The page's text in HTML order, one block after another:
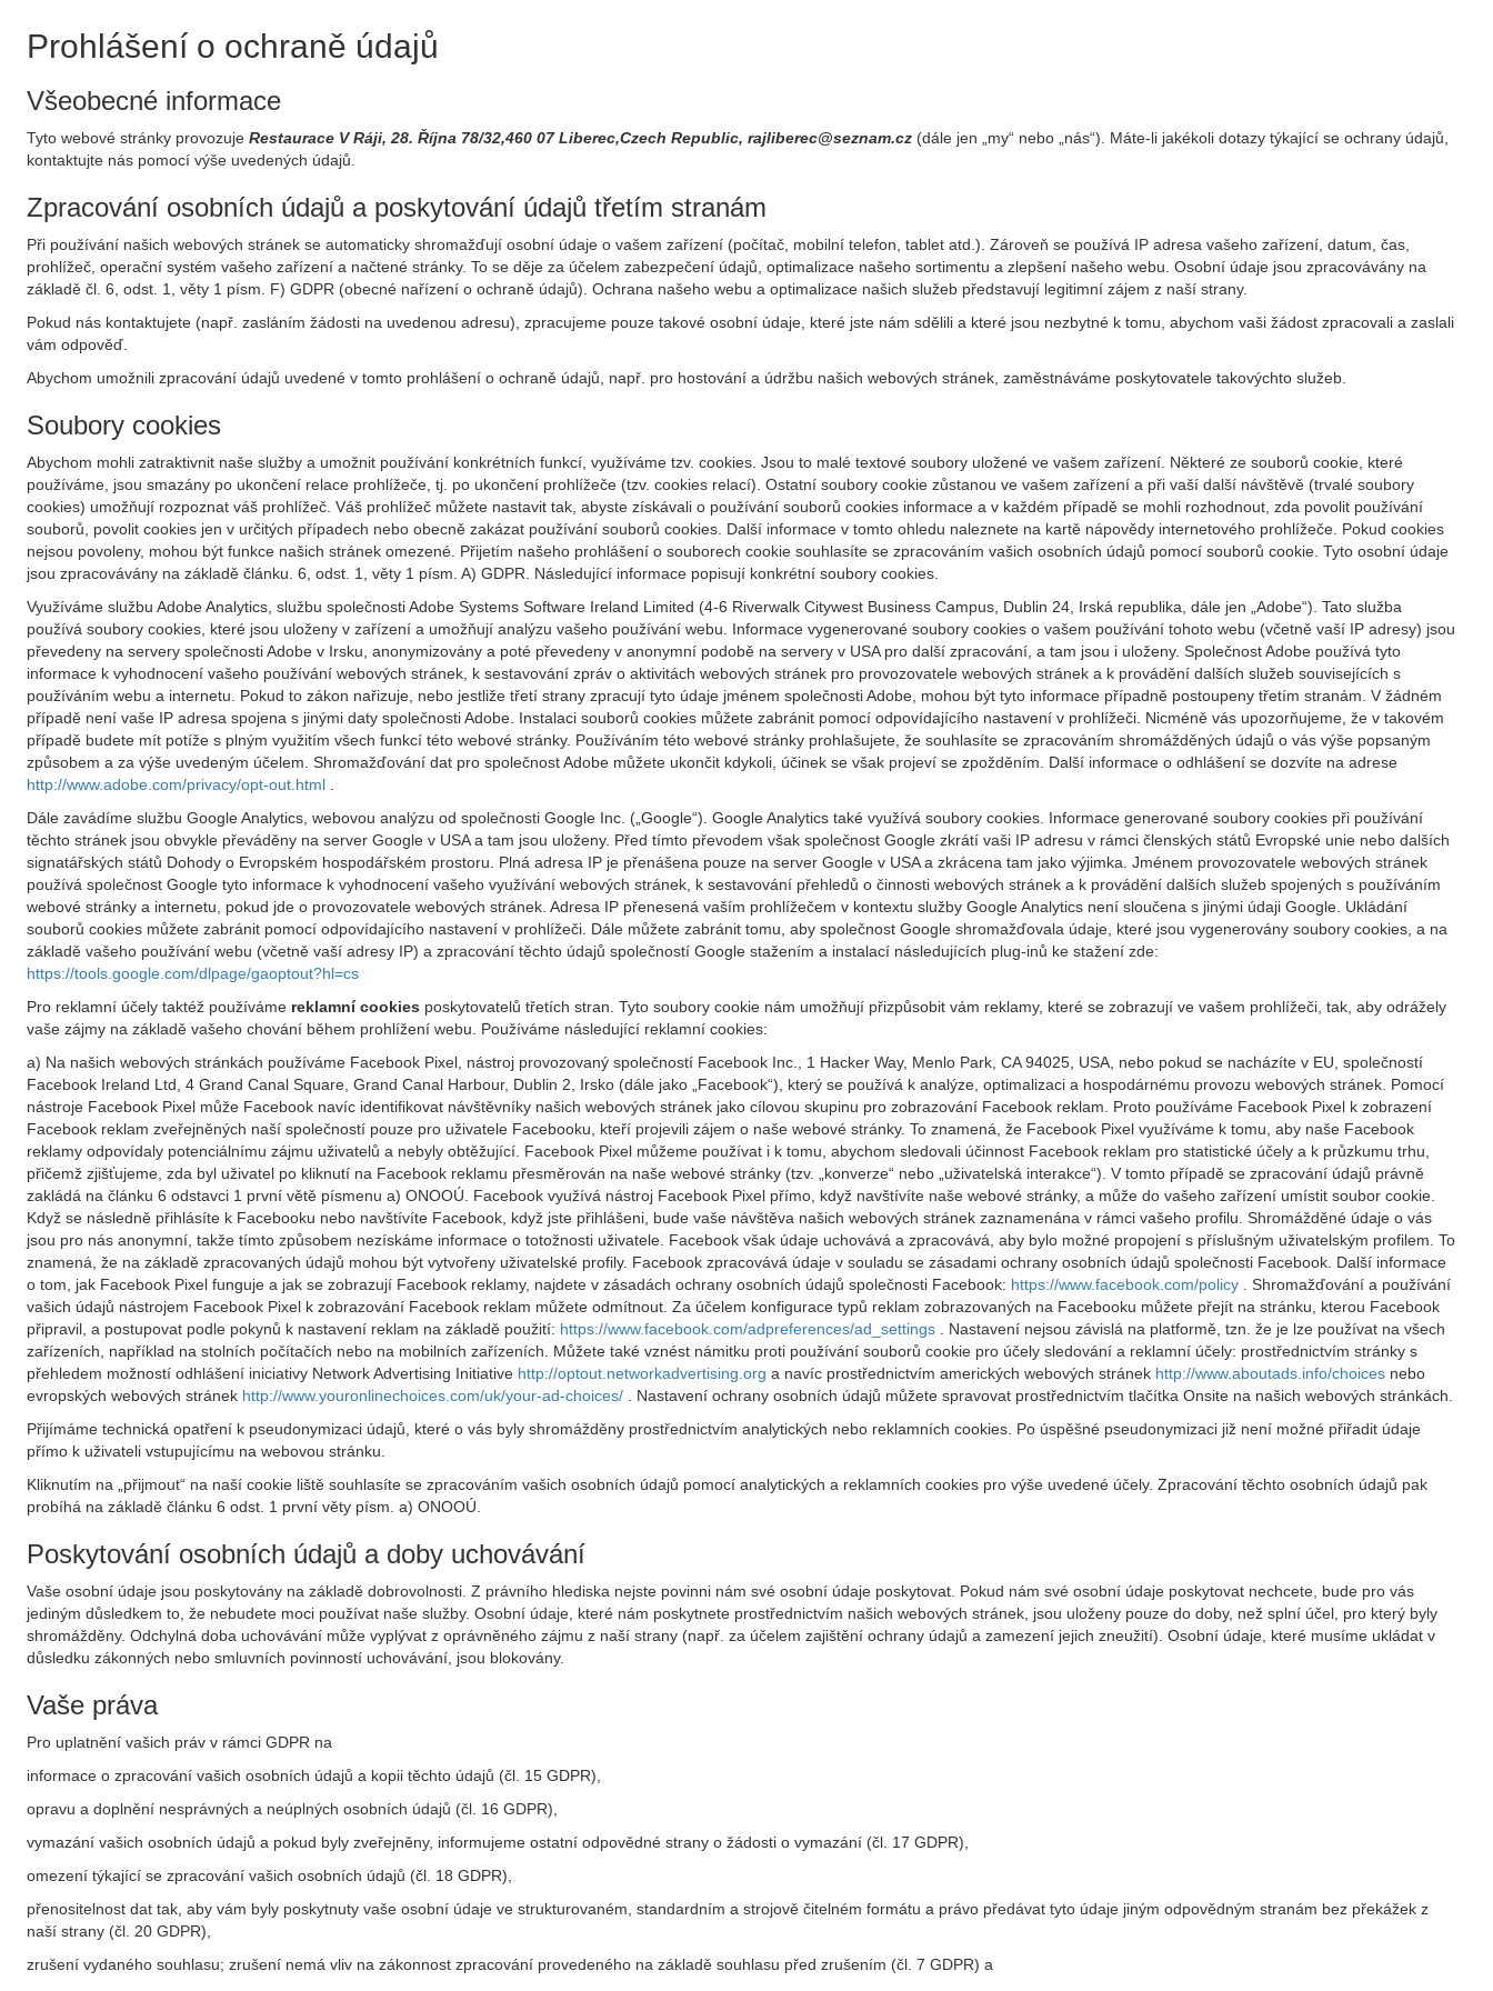
Prohlášení o ochraně údajů
Všeobecné informace
Tyto webové stránky provozuje Restaurace V Ráji, 28. Října 78/32,460 07 Liberec,Czech Republic, rajliberec@seznam.cz (dále jen „my“ nebo „nás“). Máte-li jakékoli dotazy týkající se ochrany údajů,
kontaktujte nás pomocí výše uvedených údajů.
Zpracování osobních údajů a poskytování údajů třetím stranám
Při používání našich webových stránek se automaticky shromažďují osobní údaje o vašem zařízení (počítač, mobilní telefon, tablet atd.). Zároveň se používá IP adresa vašeho zařízení, datum, čas,
prohlížeč, operační systém vašeho zařízení a načtené stránky. To se děje za účelem zabezpečení údajů, optimalizace našeho sortimentu a zlepšení našeho webu. Osobní údaje jsou zpracovávány na
základě čl. 6, odst. 1, věty 1 písm. F) GDPR (obecné nařízení o ochraně údajů). Ochrana našeho webu a optimalizace našich služeb představují legitimní zájem z naší strany.
Pokud nás kontaktujete (např. zasláním žádosti na uvedenou adresu), zpracujeme pouze takové osobní údaje, které jste nám sdělili a které jsou nezbytné k tomu, abychom vaši žádost zpracovali a zaslali
vám odpověď.
Abychom umožnili zpracování údajů uvedené v tomto prohlášení o ochraně údajů, např. pro hostování a údržbu našich webových stránek, zaměstnáváme poskytovatele takovýchto služeb.
Soubory cookies
Abychom mohli zatraktivnit naše služby a umožnit používání konkrétních funkcí, využíváme tzv. cookies. Jsou to malé textové soubory uložené ve vašem zařízení. Některé ze souborů cookie, které
používáme, jsou smazány po ukončení relace prohlížeče, tj. po ukončení prohlížeče (tzv. cookies relací). Ostatní soubory cookie zůstanou ve vašem zařízení a při vaší další návštěvě (trvalé soubory
cookies) umožňují rozpoznat váš prohlížeč. Váš prohlížeč můžete nastavit tak, abyste získávali o používání souborů cookies informace a v každém případě se mohli rozhodnout, zda povolit používání
souborů, povolit cookies jen v určitých případech nebo obecně zakázat používání souborů cookies. Další informace v tomto ohledu naleznete na kartě nápovědy internetového prohlížeče. Pokud cookies
nejsou povoleny, mohou být funkce našich stránek omezené. Přijetím našeho prohlášení o souborech cookie souhlasíte se zpracováním vašich osobních údajů pomocí souborů cookie. Tyto osobní údaje
jsou zpracovávány na základě článku. 6, odst. 1, věty 1 písm. A) GDPR. Následující informace popisují konkrétní soubory cookies.
Využíváme službu Adobe Analytics, službu společnosti Adobe Systems Software Ireland Limited (4-6 Riverwalk Citywest Business Campus, Dublin 24, Irská republika, dále jen „Adobe“). Tato služba
používá soubory cookies, které jsou uloženy v zařízení a umožňují analýzu vašeho používání webu. Informace vygenerované soubory cookies o vašem používání tohoto webu (včetně vaší IP adresy) jsou
převedeny na servery společnosti Adobe v Irsku, anonymizovány a poté převedeny v anonymní podobě na servery v USA pro další zpracování, a tam jsou i uloženy. Společnost Adobe používá tyto
informace k vyhodnocení vašeho používání webových stránek, k sestavování zpráv o aktivitách webových stránek pro provozovatele webových stránek a k provádění dalších služeb souvisejících s
používáním webu a internetu. Pokud to zákon nařizuje, nebo jestliže třetí strany zpracují tyto údaje jménem společnosti Adobe, mohou být tyto informace případně postoupeny třetím stranám. V žádném
případě není vaše IP adresa spojena s jinými daty společnosti Adobe. Instalaci souborů cookies můžete zabránit pomocí odpovídajícího nastavení v prohlížeči. Nicméně vás upozorňujeme, že v takovém
případě budete mít potíže s plným využitím všech funkcí této webové stránky. Používáním této webové stránky prohlašujete, že souhlasíte se zpracováním shromážděných údajů o vás výše popsaným
způsobem a za výše uvedeným účelem. Shromažďování dat pro společnost Adobe můžete ukončit kdykoli, účinek se však projeví se zpožděním. Další informace o odhlášení se dozvíte na adrese
http://www.adobe.com/privacy/opt-out.html
Dále zavádíme službu Google Analytics, webovou analýzu od společnosti Google Inc. („Google“). Google Analytics také využívá soubory cookies. Informace generované soubory cookies při používání
těchto stránek jsou obvykle převáděny na server Google v USA a tam jsou uloženy. Před tímto převodem však společnost Google zkrátí vaši IP adresu v rámci členských států Evropské unie nebo dalších
signatářských států Dohody o Evropském hospodářském prostoru. Plná adresa IP je přenášena pouze na server Google v USA a zkrácena tam jako výjimka. Jménem provozovatele webových stránek
používá společnost Google tyto informace k vyhodnocení vašeho využívání webových stránek, k sestavování přehledů o činnosti webových stránek a k provádění dalších služeb spojených s používáním
webové stránky a internetu, pokud jde o provozovatele webových stránek. Adresa IP přenesená vaším prohlížečem v kontextu služby Google Analytics není sloučena s jinými údaji Google. Ukládání
souborů cookies můžete zabránit pomocí odpovídajícího nastavení v prohlížeči. Dále můžete zabránit tomu, aby společnost Google shromažďovala údaje, které jsou vygenerovány soubory cookies, a na
základě vašeho používání webu (včetně vaší adresy IP) a zpracování těchto údajů společností Google stažením a instalací následujících plug-inů ke stažení zde:
https://tools.google.com/dlpage/gaoptout?hl=cs
Pro reklamní účely taktéž používáme reklamní cookies poskytovatelů třetích stran. Tyto soubory cookie nám umožňují přizpůsobit vám reklamy, které se zobrazují ve vašem prohlížeči, tak, aby odrážely
vaše zájmy na základě vašeho chování během prohlížení webu. Používáme následující reklamní cookies:
a) Na našich webových stránkách používáme Facebook Pixel, nástroj provozovaný společností Facebook Inc., 1 Hacker Way, Menlo Park, CA 94025, USA, nebo pokud se nacházíte v EU, společností
Facebook Ireland Ltd, 4 Grand Canal Square, Grand Canal Harbour, Dublin 2, Irsko (dále jako „Facebook“), který se používá k analýze, optimalizaci a hospodárnému provozu webových stránek. Pomocí
nástroje Facebook Pixel může Facebook navíc identifikovat návštěvníky našich webových stránek jako cílovou skupinu pro zobrazování Facebook reklam. Proto používáme Facebook Pixel k zobrazení
Facebook reklam zveřejněných naší společností pouze pro uživatele Facebooku, kteří projevili zájem o naše webové stránky. To znamená, že Facebook Pixel využíváme k tomu, aby naše Facebook
reklamy odpovídaly potenciálnímu zájmu uživatelů a nebyly obtěžující. Facebook Pixel můžeme používat i k tomu, abychom sledovali účinnost Facebook reklam pro statistické účely a k průzkumu trhu,
přičemž zjišťujeme, zda byl uživatel po kliknutí na Facebook reklamu přesměrován na naše webové stránky (tzv. „konverze“ nebo „uživatelská interakce“). V tomto případě se zpracování údajů právně
zakládá na článku 6 odstavci 1 první větě písmenu a) ONOOÚ. Facebook využívá nástroj Facebook Pixel přímo, když navštívíte naše webové stránky, a může do vašeho zařízení umístit soubor cookie.
Když se následně přihlásíte k Facebooku nebo navštívíte Facebook, když jste přihlášeni, bude vaše návštěva našich webových stránek zaznamenána v rámci vašeho profilu. Shromážděné údaje o vás
jsou pro nás anonymní, takže tímto způsobem nezískáme informace o totožnosti uživatele. Facebook však údaje uchovává a zpracovává, aby bylo možné propojení s příslušným uživatelským profilem. To
znamená, že na základě zpracovaných údajů mohou být vytvořeny uživatelské profily. Facebook zpracovává údaje v souladu se zásadami ochrany osobních údajů společnosti Facebook. Další informace
o tom, jak Facebook Pixel funguje a jak se zobrazují Facebook reklamy, najdete v zásadách ochrany osobních údajů společnosti Facebook: https://www.facebook.com/policy
. Shromažďování a používání
vašich údajů nástrojem Facebook Pixel k zobrazování Facebook reklam můžete odmítnout. Za účelem konfigurace typů reklam zobrazovaných na Facebooku můžete přejít na stránku, kterou Facebook
připravil, a postupovat podle pokynů k nastavení reklam na základě použití: https://www.facebook.com/adpreferences/ad_settings
. Nastavení nejsou závislá na platformě, tzn. že je lze používat na všech
zařízeních, například na stolních počítačích nebo na mobilních zařízeních. Můžete také vznést námitku proti používání souborů cookie pro účely sledování a reklamní účely: prostřednictvím stránky s
přehledem možností odhlášení iniciativy Network Advertising Initiative http://optout.networkadvertising.org a navíc prostřednictvím amerických webových stránek http://www.aboutads.info/choices nebo
evropských webových stránek http://www.youronlinechoices.com/uk/your-ad-choices/
. Nastavení ochrany osobních údajů můžete spravovat prostřednictvím tlačítka Onsite na našich webových stránkách.
Přijímáme technická opatření k pseudonymizaci údajů, které o vás byly shromážděny prostřednictvím analytických nebo reklamních cookies. Po úspěšné pseudonymizaci již není možné přiřadit údaje
přímo k uživateli vstupujícímu na webovou stránku.
Kliknutím na „přijmout“ na naší cookie liště souhlasíte se zpracováním vašich osobních údajů pomocí analytických a reklamních cookies pro výše uvedené účely. Zpracování těchto osobních údajů pak
probíhá na základě článku 6 odst. 1 první věty písm. a) ONOOÚ.
Poskytování osobních údajů a doby uchovávání
Vaše osobní údaje jsou poskytovány na základě dobrovolnosti. Z právního hlediska nejste povinni nám své osobní údaje poskytovat. Pokud nám své osobní údaje poskytovat nechcete, bude pro vás
jediným důsledkem to, že nebudete moci používat naše služby. Osobní údaje, které nám poskytnete prostřednictvím našich webových stránek, jsou uloženy pouze do doby, než splní účel, pro který byly
shromážděny. Odchylná doba uchovávání může vyplývat z oprávněného zájmu z naší strany (např. za účelem zajištění ochrany údajů a zamezení jejich zneužití). Osobní údaje, které musíme ukládat v
důsledku zákonných nebo smluvních povinností uchovávání, jsou blokovány.
Vaše práva
Pro uplatnění vašich práv v rámci GDPR na
informace o zpracování vašich osobních údajů a kopii těchto údajů (čl. 15 GDPR),
opravu a doplnění nesprávných a neúplných osobních údajů (čl. 16 GDPR),
vymazání vašich osobních údajů a pokud byly zveřejněny, informujeme ostatní odpovědné strany o žádosti o vymazání (čl. 17 GDPR),
omezení týkající se zpracování vašich osobních údajů (čl. 18 GDPR),
přenositelnost dat tak, aby vám byly poskytnuty vaše osobní údaje ve strukturovaném, standardním a strojově čitelném formátu a právo předávat tyto údaje jiným odpovědným stranám bez překážek z
naší strany (čl. 20 GDPR),
zrušení vydaného souhlasu; zrušení nemá vliv na zákonnost zpracování provedeného na základě souhlasu před zrušením (čl. 7 GDPR) a